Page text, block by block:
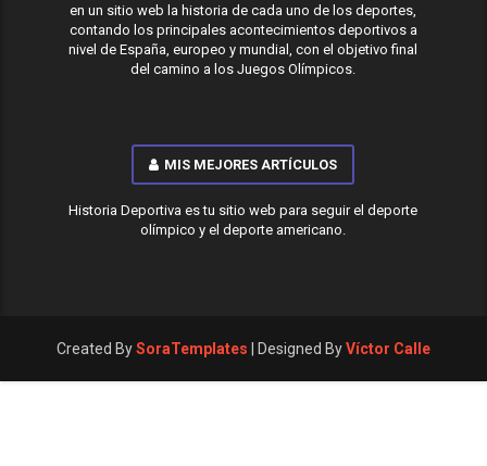
en un sitio web la historia de cada uno de los deportes,
contando los principales acontecimientos deportivos a
nivel de España, europeo y mundial, con el objetivo final
del camino a los Juegos Olímpicos.
MIS MEJORES ARTÍCULOS
Historia Deportiva es tu sitio web para seguir el deporte
olímpico y el deporte americano.
Created BySoraTemplates | Designed ByVíctor Calle